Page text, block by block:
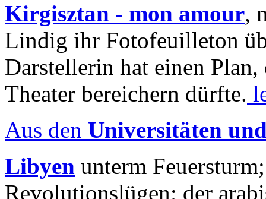
Kirgisztan - mon amour,
Lindig ihr Fotofeuilleton
Darstellerin hat einen Plan,
Theater bereichern dürfte.
Aus den Universitäten
Libyen unterm
Revolutionslügen; der